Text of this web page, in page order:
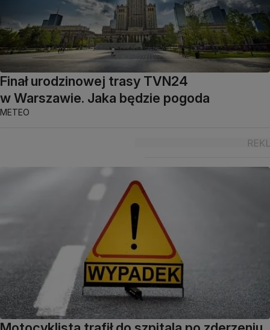
Finał urodzinowej trasy TVN24
w Warszawie. Jaka będzie pogoda
METEO